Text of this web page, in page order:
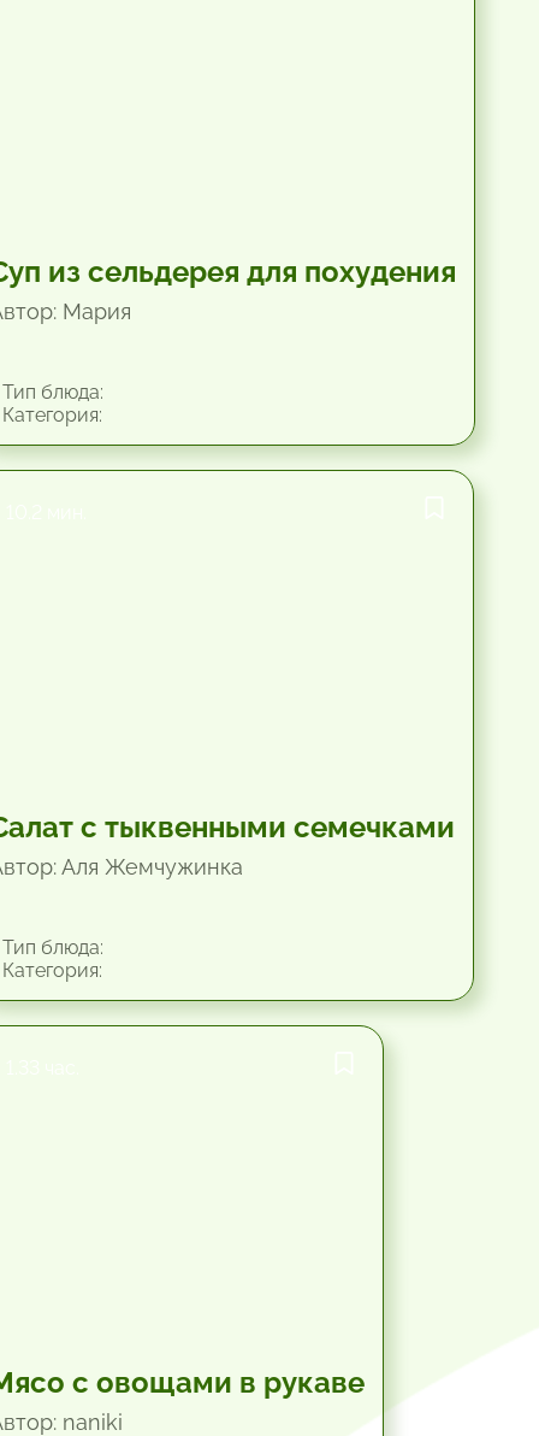
из сельдерея для похудения
Мария
блюда:
с тыквенными семечками
Аля Жемчужинка
блюда:
с овощами в рукаве
naniki